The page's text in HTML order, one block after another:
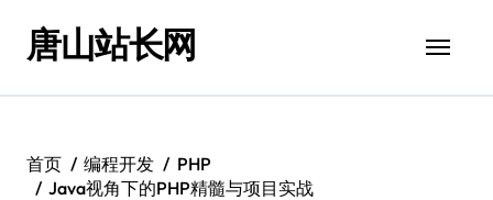
唐山站长网
首页 编程开发
PHP
Java视角下的PHP精髓与项目实战